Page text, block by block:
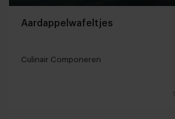
Aardappelwafeltjes
Culinair Componeren